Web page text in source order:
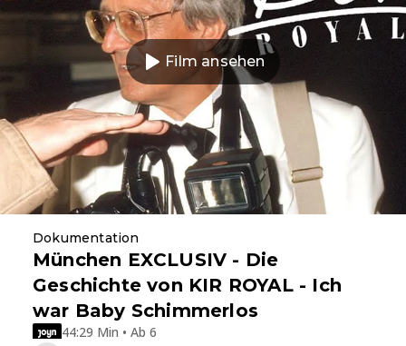
Film ansehen
Dokumentation
München EXCLUSIV - Die
Geschichte von KIR ROYAL - Ich
war Baby Schimmerlos
44:29 Min • Ab 6